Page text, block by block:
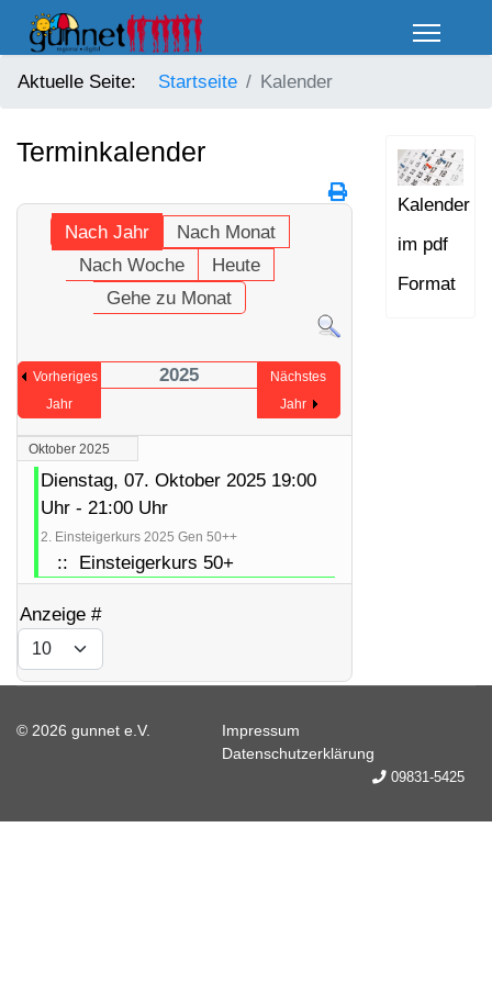
Aktuelle Seite: Startseite Kalender
Terminkalender
Nach Jahr
Nach Monat
Nach Woche
Heute
Gehe zu Monat
Vorheriges
Jahr
2025
Nächstes
Jahr
Oktober 2025
Dienstag, 07. Oktober 2025 19:00
Uhr - 21:00 Uhr
2. Einsteigerkurs 2025 Gen 50++
:: Einsteigerkurs 50+
Anzeige #
Kalender
im pdf
Format
© 2026 gunnet e.V.
Impressum
Datenschutzerklärung
09831-5425